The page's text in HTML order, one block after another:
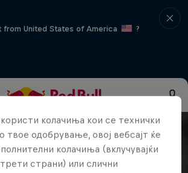
United States of America
?
користи колачиња кои се технички
твое одобрување, овој вебсајт ќе
колачиња (вклучувајќи
страни) или слични